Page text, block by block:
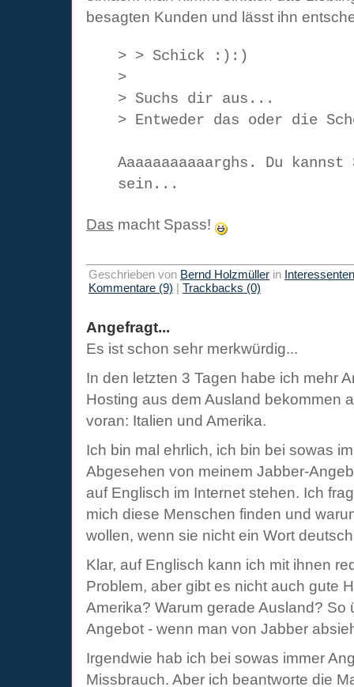
besagten Kunden und lässt ihn
> > Schick :):)
>
> Suchs dir aus...
> Entweder das oder die
Aaaaaaaaaaarghs. Du kannst
sein...
Das macht Spass!
Geschrieben von Bernd Holzmüller in
Kommentare (9) | Trackbacks (0)
Angefragt...
Es ist schon sehr merkwürdig...
In den letzten 3 Tagen habe ich mehr
Hosting aus dem Ausland bekommen
voran: Italien und Amerika.
Ich bin mal ehrlich, ich bin bei sowas
Abgesehen von meinem Jabber-
auf Englisch im Internet stehen. Ich
mich diese Menschen finden und
wollen, wenn sie nicht ein Wort
Klar, auf Englisch kann ich mit ihnen
Problem, aber gibt es nicht auch gute
Amerika? Warum gerade Ausland? So
Angebot - wenn man von Jabber
Irgendwie hab ich bei sowas immer
Missbrauch. Aber ich beantworte die